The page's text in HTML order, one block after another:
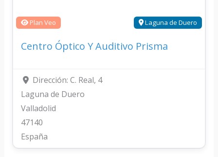
Plan Veo Laguna de Duero
Centro Óptico Y Auditivo Prisma
Dirección: C. Real, 4
Laguna de Duero
Valladolid
47140
España